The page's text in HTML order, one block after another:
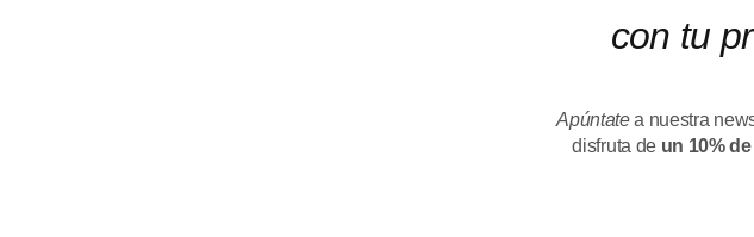
con tu
Apúntatea nuestra
disfruta de un 10%